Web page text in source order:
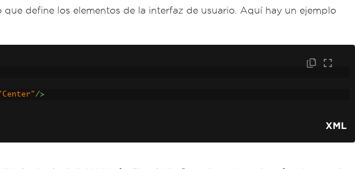
define los elementos de la interfaz de usuario. Aquí hay un ejemplo
/>
XML